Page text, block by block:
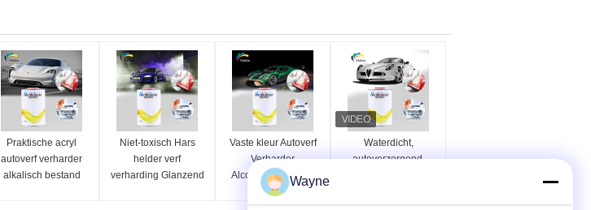
Praktische acryl
autoverf verharder
alkalisch bestand
Niet-toxisch Hars
helder verf
verharding Glanzend
Vaste kleur Autoverf
Verharder
Alcoholbestendige
Meerdere
doeleinden
Waterdicht,
autoverzorgend,
alkalisch bestand.
Wayne